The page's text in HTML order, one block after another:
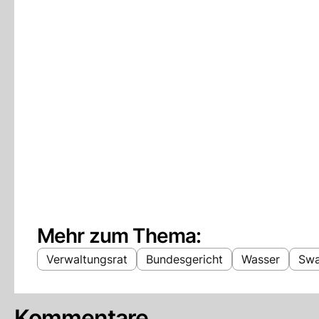
Mehr zum Thema:
Verwaltungsrat Bundesgericht Wasser